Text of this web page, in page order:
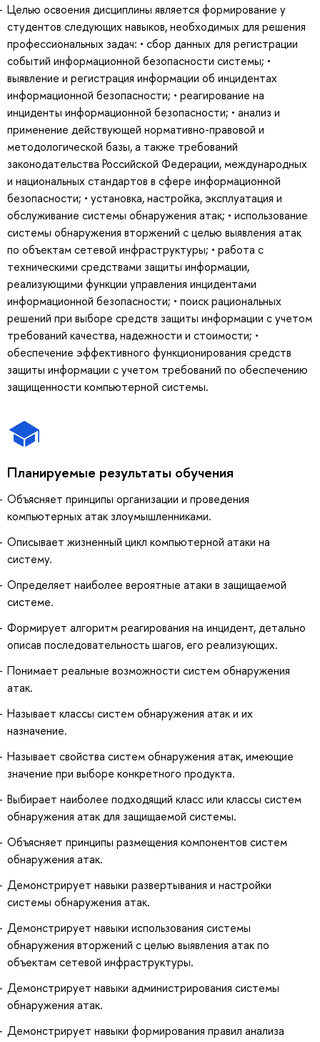
Целью освоения дисциплины является формирование у
студентов следующих навыков, необходимых для решения
профессиональных задач: • сбор данных для регистрации
событий информационной безопасности системы; •
выявление и регистрация информации об инцидентах
информационной безопасности; • реагирование на
инциденты информационной безопасности; • анализ и
применение действующей нормативно-правовой и
методологической базы, а также требований
законодательства Российской Федерации, международных
и национальных стандартов в сфере информационной
безопасности; • установка, настройка, эксплуатация и
обслуживание системы обнаружения атак; • использование
системы обнаружения вторжений с целью выявления атак
по объектам сетевой инфраструктуры; • работа с
техническими средствами защиты информации,
реализующими функции управления инцидентами
информационной безопасности; • поиск рациональных
решений при выборе средств защиты информации с учетом
требований качества, надежности и стоимости; •
обеспечение эффективного функционирования средств
защиты информации с учетом требований по обеспечению
защищенности компьютерной системы.
Планируемые результаты обучения
Объясняет принципы организации и проведения
компьютерных атак злоумышленниками.
Описывает жизненный цикл компьютерной атаки на
систему.
Определяет наиболее вероятные атаки в защищаемой
системе.
Формирует алгоритм реагирования на инцидент, детально
описав последовательность шагов, его реализующих.
Понимает реальные возможности систем обнаружения
атак.
Называет классы систем обнаружения атак и их
назначение.
Называет свойства систем обнаружения атак, имеющие
значение при выборе конкретного продукта.
Выбирает наиболее подходящий класс или классы систем
обнаружения атак для защищаемой системы.
Объясняет принципы размещения компонентов систем
обнаружения атак.
Демонстрирует навыки развертывания и настройки
системы обнаружения атак.
Демонстрирует навыки использования системы
обнаружения вторжений с целью выявления атак по
объектам сетевой инфраструктуры.
Демонстрирует навыки администрирования системы
обнаружения атак.
Демонстрирует навыки формирования правил анализа